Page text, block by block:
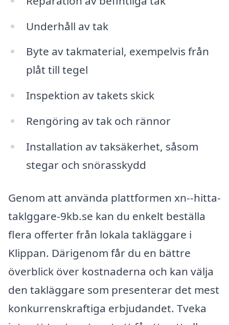
Underhåll av tak
Byte av takmaterial, exempelvis från
plåt till tegel
Inspektion av takets skick
Rengöring av tak och rännor
Installation av taksäkerhet, såsom
stegar och snörasskydd
Genom att använda plattformen xn--hitta-
taklggare-9kb.se kan du enkelt beställa
flera offerter från lokala takläggare i
Klippan. Därigenom får du en bättre
överblick över kostnaderna och kan välja
den takläggare som presenterar det mest
konkurrenskraftiga erbjudandet. Tveka